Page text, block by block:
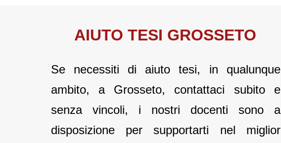
AIUTO TESI GROSSETO
Se necessiti di aiuto tesi, in qualunque
ambito, a Grosseto, contattaci subito e
senza vincoli, i nostri docenti sono a
disposizione per supportarti nel miglior